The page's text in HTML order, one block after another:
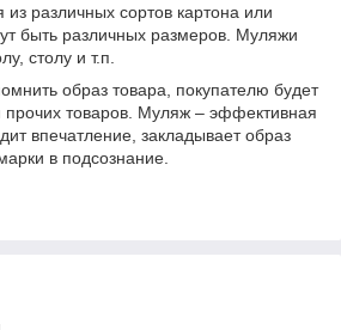
из различных сортов картона или
быть различных размеров. Муляжи
столу и т.п.
образ товара, покупателю будет
прочих товаров. Муляж – эффективная
впечатление, закладывает образ
в подсознание.